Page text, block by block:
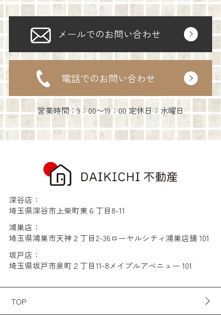
メールでのお問い合わせ
電話でのお問い合わせ
営業時間：9：00〜19：00 定休日：水曜日
深谷店：
埼玉県深谷市上柴町東６丁目8-11
鴻巣店：
埼玉県鴻巣市天神２丁目2-36ローヤルシティ鴻巣店舗 101
坂戸店：
埼玉県坂戸市泉町２丁目11-8メイプルアベニュー 101
TOP